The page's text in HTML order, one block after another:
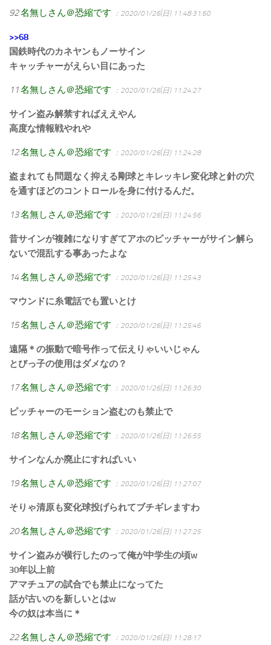
92名無しさん＠恐縮です ：2020/01/26(日) 11:48:31.60
>>68
国鉄時代のカネヤンもノーサイン
キャッチャーがえらい目にあった
11名無しさん＠恐縮です ：2020/01/26(日) 11:24:27
サイン盗み解禁すればええやん
高度な情報戦やれや
12名無しさん＠恐縮です ：2020/01/26(日) 11:24:28
盗まれても問題なく抑える剛球とキレッキレ変化球と針の穴
を通すほどのコントロールを身に付けるんだ。
13名無しさん＠恐縮です ：2020/01/26(日) 11:24:56
昔サインが複雑になりすぎてアホのピッチャーがサイン解ら
ないで混乱する事あったよな
14名無しさん＠恐縮です ：2020/01/26(日) 11:25:43
マウンドに糸電話でも置いとけ
15名無しさん＠恐縮です ：2020/01/26(日) 11:25:46
遠隔＊の振動で暗号作って伝えりゃいいじゃん
とびっ子の使用はダメなの？
17名無しさん＠恐縮です ：2020/01/26(日) 11:26:30
ピッチャーのモーション盗むのも禁止で
18名無しさん＠恐縮です ：2020/01/26(日) 11:26:55
サインなんか廃止にすればいい
19名無しさん＠恐縮です ：2020/01/26(日) 11:27:07
そりゃ清原も変化球投げられてブチギレますわ
20名無しさん＠恐縮です ：2020/01/26(日) 11:27:25
サイン盗みが横行したのって俺が中学生の頃w
30年以上前
アマチュアの試合でも禁止になってた
話が古いのを新しいとはw
今の奴は本当に＊
22名無しさん＠恐縮です ：2020/01/26(日) 11:28:17